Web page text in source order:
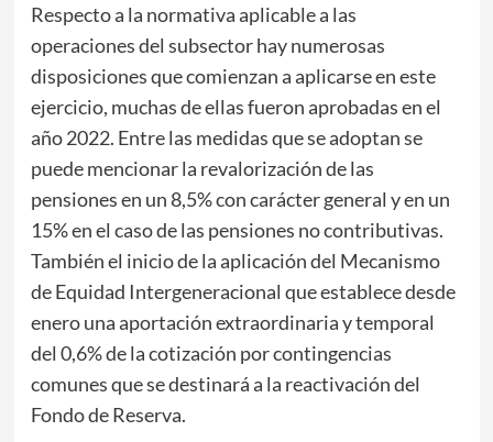
Respecto a la normativa aplicable a las
operaciones del subsector hay numerosas
disposiciones que comienzan a aplicarse en este
ejercicio, muchas de ellas fueron aprobadas en el
año 2022. Entre las medidas que se adoptan se
puede mencionar la revalorización de las
pensiones en un 8,5% con carácter general y en un
15% en el caso de las pensiones no contributivas.
También el inicio de la aplicación del Mecanismo
de Equidad Intergeneracional que establece desde
enero una aportación extraordinaria y temporal
del 0,6% de la cotización por contingencias
comunes que se destinará a la reactivación del
Fondo de Reserva.